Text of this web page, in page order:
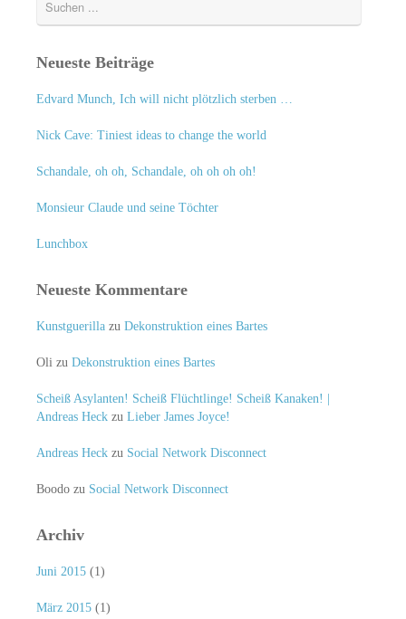
Neueste Beiträge
Edvard Munch, Ich will nicht plötzlich sterben …
Nick Cave: Tiniest ideas to change the world
Schandale, oh oh, Schandale, oh oh oh oh!
Monsieur Claude und seine Töchter
Lunchbox
Neueste Kommentare
Kunstguerillazu Dekonstruktion eines Bartes
Oli zu Dekonstruktion eines Bartes
Scheiß Asylanten! Scheiß Flüchtlinge! Scheiß Kanaken! |
Andreas Heckzu Lieber James Joyce!
Andreas Heckzu Social Network Disconnect
Boodozu Social Network Disconnect
Archiv
Juni 2015(1)
März 2015(1)